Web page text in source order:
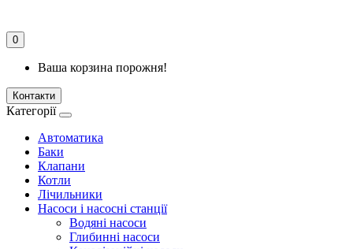
0
Ваша корзина порожня!
Контакти
Категорії
Автоматика
Баки
Клапани
Котли
Лічильники
Насоси і насосні станції
Водяні насоси
Глибинні насоси